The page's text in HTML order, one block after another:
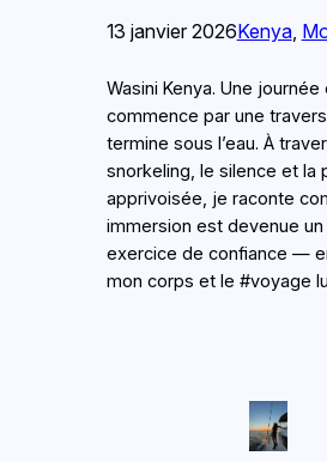
13 janvier 2026Kenya,
Wasini Kenya. Une journée
commence par une
termine sous l’eau. À
snorkeling, le silence et la
apprivoisée, je raconte
immersion est devenue un
exercice de confiance —
mon corps et le #voyage